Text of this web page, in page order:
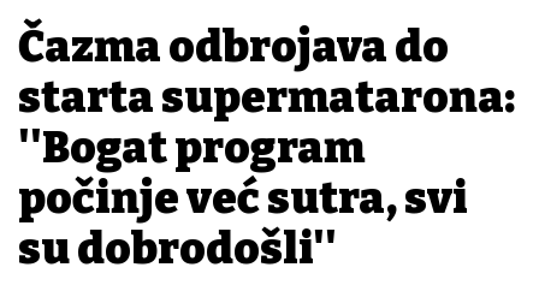
Čazma odbrojava do
starta supermatarona:
''Bogat program
počinje već sutra, svi
su dobrodošli''